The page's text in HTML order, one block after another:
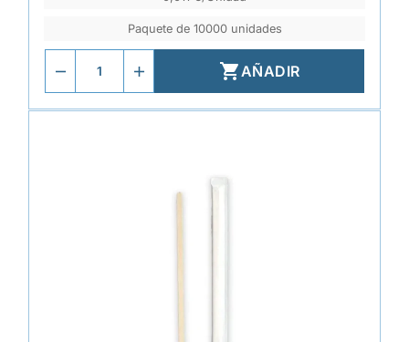
Paquete de 10000 unidades
AÑADIR